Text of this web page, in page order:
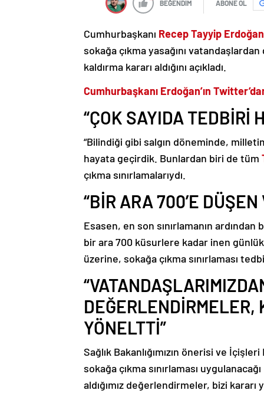
BEĞENDİM ABONE OL
Cumhurbaşkanı Recep Tayyip Erdoğan
sokağa çıkma yasağını
kaldırma kararı aldığını açıkladı.
Cumhurbaşkanı Erdoğan’ın
“ÇOK SAYIDA TEDBİRİ
“Bilindiği gibi salgın döneminde,
hayata geçirdik. Bunlardan biri de tüm
çıkma sınırlamalarıydı.
“BİR ARA 700’E
Esasen, en son sınırlamanın
bir ara 700 küsurlere kadar inen
üzerine, sokağa çıkma sınırlaması
DEĞERLENDİRMELER,
YÖNELTTİ”
Sağlık Bakanlığımızın önerisi ve
sokağa çıkma sınırlaması
aldığımız değerlendirmeler, bizi